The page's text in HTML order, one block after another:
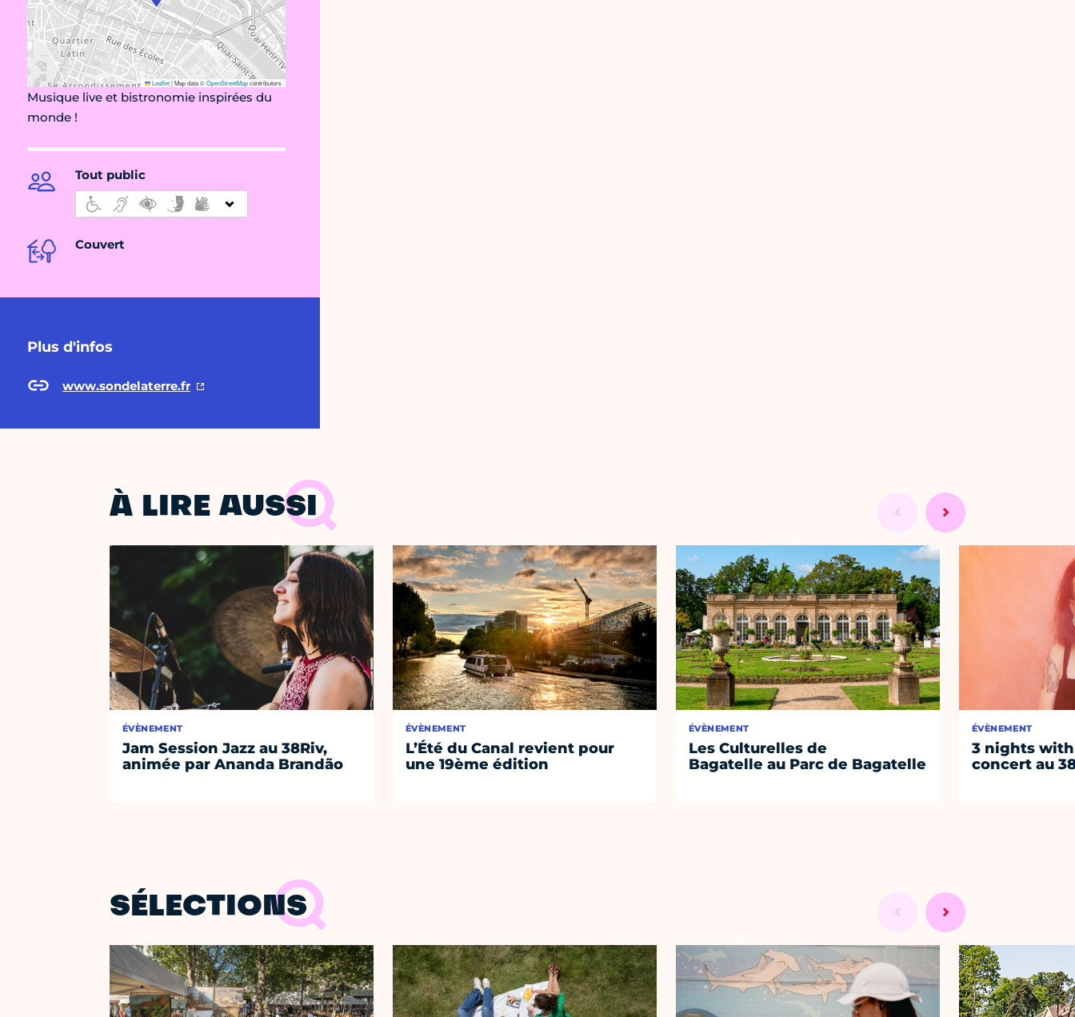
Leaflet|Map data ©OpenStreetMapcontributors
Musique live et bistronomie inspirées du
monde !
Tout public
Couvert
Plus d'infos
www.sondelaterre.fr
À LIRE AUSSI
ÉVÈNEMENT
Jam Session Jazz au 38Riv,
animée par Ananda Brandão
ÉVÈNEMENT
L’Été du Canal revient pour
une 19ème édition
ÉVÈNEMENT
Les Culturelles de
Bagatelle au Parc de Bagatelle
ÉVÈNEMENT
3 nights with
concert au
SÉLECTIONS